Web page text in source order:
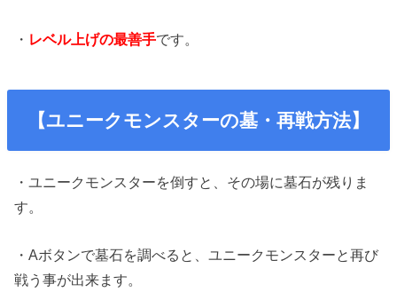
・ レベル上げの最善手です。
【ユニークモンスターの墓・再戦方法】
・ユニークモンスターを倒すと、その場に墓石が残りま
す。
・Aボタンで墓石を調べると、ユニークモンスターと再び
戦う事が出来ます。